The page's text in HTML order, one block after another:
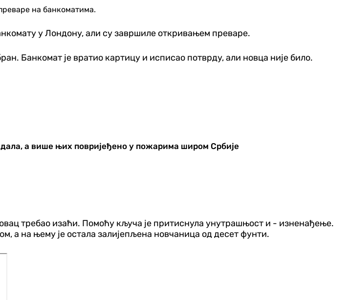
на банкоматима.
у Лондону, али су завршиле откривањем преваре.
Банкомат је вратио картицу и исписао потврду, али новца није било.
а више њих повријеђено у пожарима широм Србије
требао изаћи. Помоћу кључа је притиснула унутрашњост и - изненађење.
а на њему је остала залијепљена новчаница од десет фунти.